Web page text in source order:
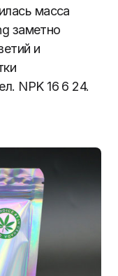
масса
заметно
и
NPK 16 6 24.